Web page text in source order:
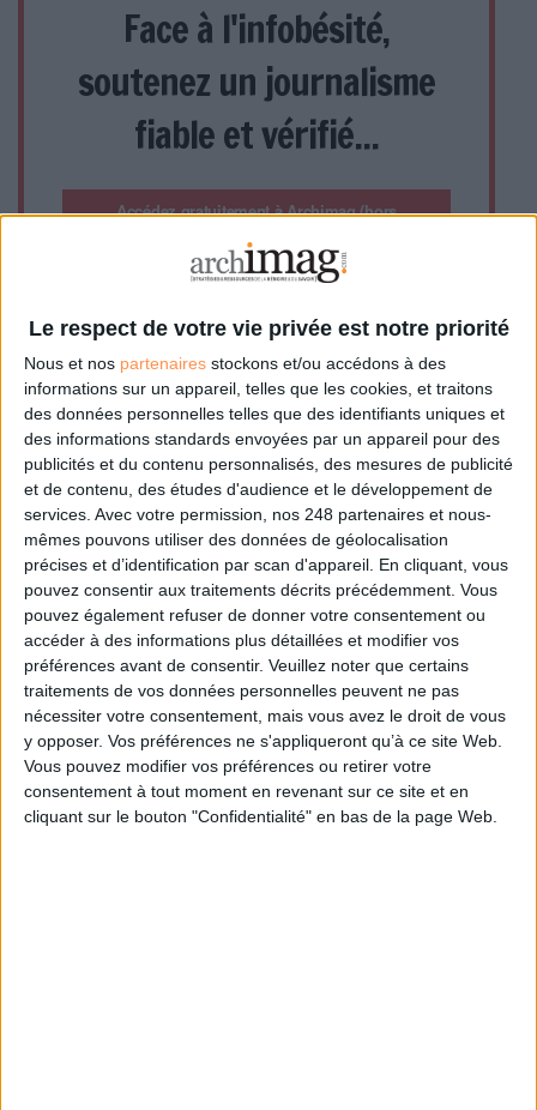
Le respect de votre vie privée est notre priorité
Nous et nos partenaires stockons et/ou accédons à des
informations sur un appareil, telles que les cookies, et traitons
des données personnelles telles que des identifiants uniques et
des informations standards envoyées par un appareil pour des
publicités et du contenu personnalisés, des mesures de publicité
et de contenu, des études d'audience et le développement de
services. Avec votre permission, nos 248 partenaires et nous-
mêmes pouvons utiliser des données de géolocalisation
précises et d’identification par scan d'appareil. En cliquant, vous
pouvez consentir aux traitements décrits précédemment. Vous
pouvez également refuser de donner votre consentement ou
accéder à des informations plus détaillées et modifier vos
préférences avant de consentir. Veuillez noter que certains
traitements de vos données personnelles peuvent ne pas
nécessiter votre consentement, mais vous avez le droit de vous
y opposer. Vos préférences ne s'appliqueront qu’à ce site Web.
Vous pouvez modifier vos préférences ou retirer votre
consentement à tout moment en revenant sur ce site et en
cliquant sur le bouton "Confidentialité" en bas de la page Web.
Face à l'infobésité,
soutenez un journalisme
fiable et vérifié...
Accédez gratuitement à Archimag (hors
des cookies...
ou
Abonnez-vous à Archimag et profitez de tous les
avantages.
Les abonnements d'Archimag vous donnent un accès
exclusif à l'ensemble du site internet. Retrouvez tous vos
magazines au format PDF, vos guides pratiques pour les
abonné·es Intégral, mais aussi 10 ans d'archives.
Archimag, c'est le magazine qui vous accompagne dans
votre transformation digitale : dématérialisation, droit de
l'information, gestion documentaire, bibliothèques,
archivage électronique, data, intelligence artificielle...
Le respect de votre vie privée est notre priorité. Veuillez
noter que certains traitements de vos données
personnelles peuvent ne pas nécessiter votre
consentement. Vos préférences ne s'appliqueront qu'à ce
site Web. Vous pouvez modifier vos préférences en vous
abonnant sur ce site web ou en consultant notre politique
de confidentialité.